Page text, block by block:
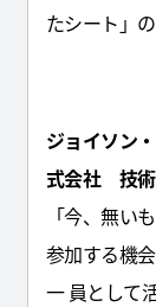
たシート」
ジョイソン
式会社 技
「今、無い
参加する機
一 員として